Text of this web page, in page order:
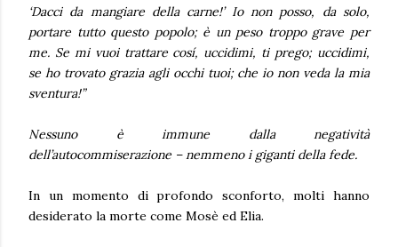
‘Dacci da mangiare della carne!’ Io non posso, da solo,
portare tutto questo popolo; è un peso troppo grave per
me. Se mi vuoi trattare cosí, uccidimi, ti prego; uccidimi,
se ho trovato grazia agli occhi tuoi; che io non veda la mia
sventura!”
Nessuno è immune dalla negatività
dell’autocommiserazione – nemmeno i giganti della fede.
In un momento di profondo sconforto, molti hanno
desiderato la morte come Mosè ed Elia.